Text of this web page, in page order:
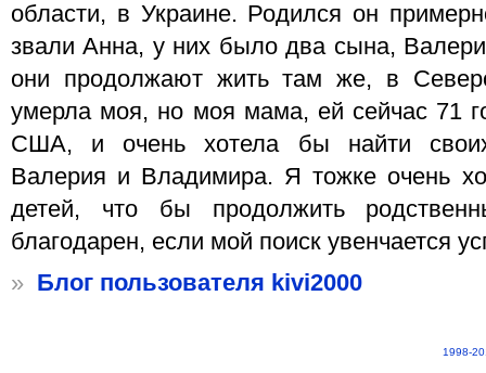
области, в Украине. Родился он
звали Анна, у них было два сына,
они продолжают жить там же, в
умерла моя, но моя мама, ей сейчас 71
США, и очень хотела бы найти
Валерия и Владимира. Я тожке очень
детей, что бы продолжить
благодарен, если мой поиск увенчается
» Блог пользователя kivi2000
1998-